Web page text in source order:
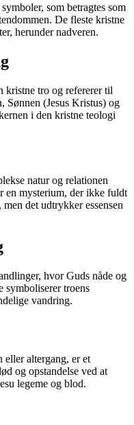
som betragtes som
De fleste kristne
herunder nadveren.
kristne tro og refererer til
Sønnen (Jesus Kristus) og
i den kristne teologi
natur og relationen
en mysterium, der ikke fuldt
det udtrykker essensen
hvor Guds nåde og
symboliserer troens
vandring.
eller altergang, er et
og opstandelse ved at
legeme og blod.